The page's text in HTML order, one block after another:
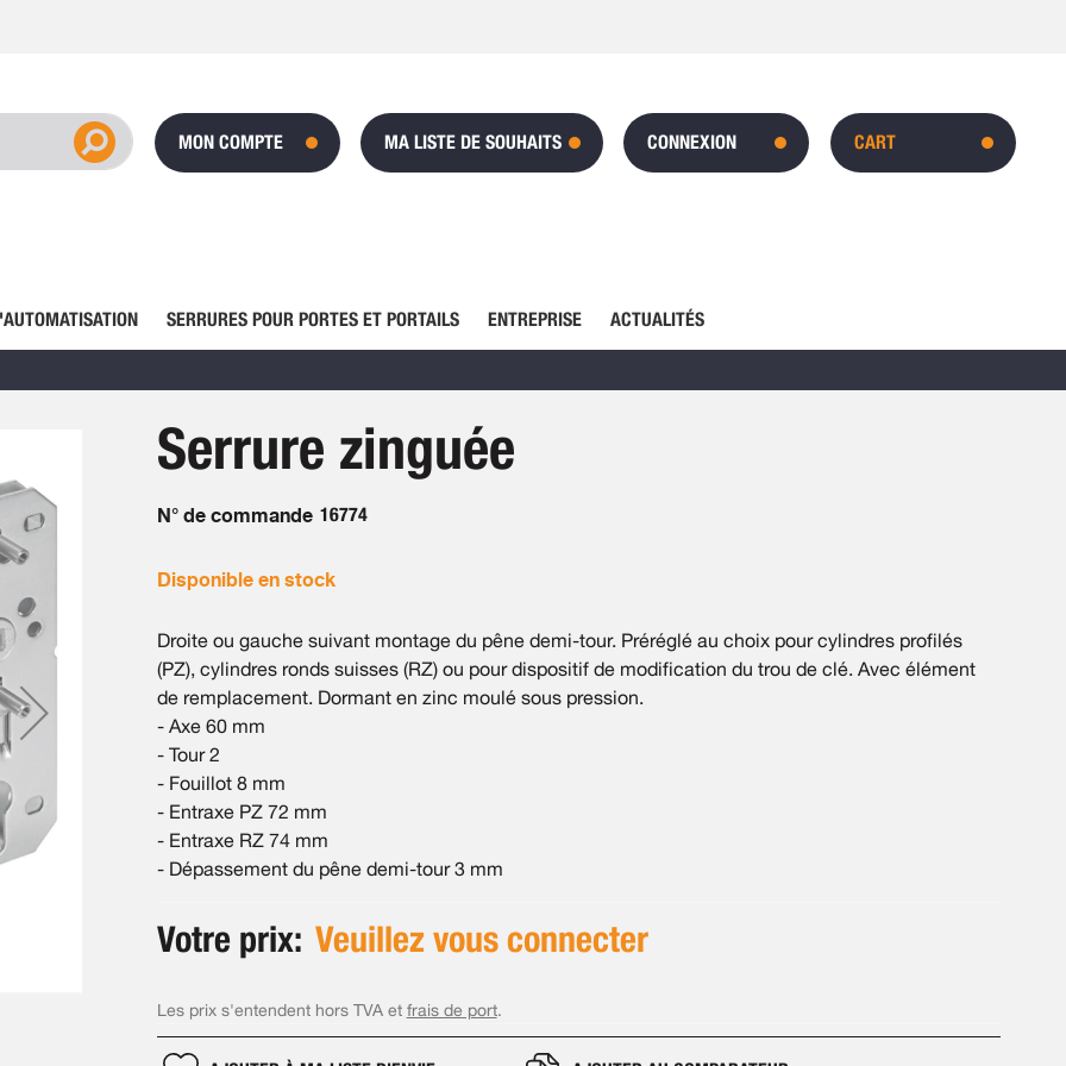
CART
MON COMPTE MA LISTE DE SOUHAITS CONNEXION
SERRURES POUR PORTES ET PORTAILS ENTREPRISE ACTUALITÉS
Serrure zinguée
N° de commande 16774
Disponible en stock
Droite ou gauche suivant montage du pêne demi-tour. Préréglé au choix pour cylindres profilés
(PZ), cylindres ronds suisses (RZ) ou pour dispositif de modification du trou de clé. Avec élément
de remplacement. Dormant en zinc moulé sous pression.
- Axe 60 mm
- Tour 2
- Fouillot 8 mm
- Entraxe PZ 72 mm
- Entraxe RZ 74 mm
- Dépassement du pêne demi-tour 3 mm
Votre prix: Veuillez vous connecter
Les prix s'entendent hors TVA et frais de port.